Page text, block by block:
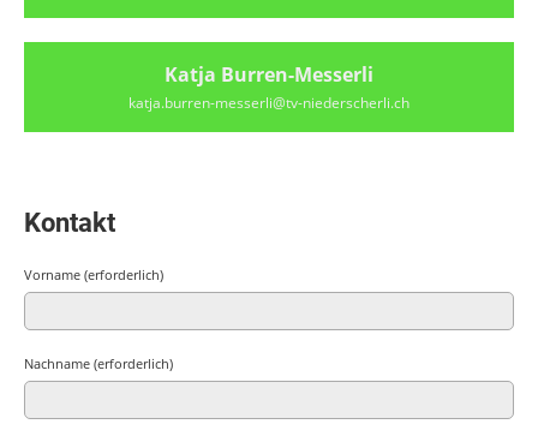
Katja Burren-Messerli
katja.burren-messerli@tv-niederscherli.ch
Kontakt
Vorname (erforderlich)
Nachname (erforderlich)